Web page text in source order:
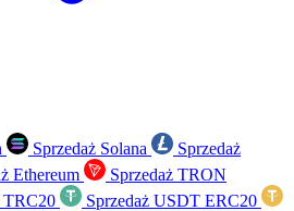
Sprzedaż Solana
Sprzedaż
Ethereum
Sprzedaż TRON
TRC20
Sprzedaż USDT ERC20